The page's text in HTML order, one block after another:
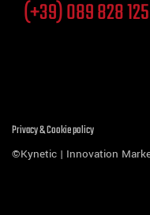
(+39) 089 828
Privacy & Cookie policy
©Kynetic | Innovation